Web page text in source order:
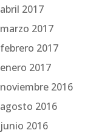
abril 2017
marzo 2017
febrero 2017
enero 2017
noviembre 2016
agosto 2016
junio 2016